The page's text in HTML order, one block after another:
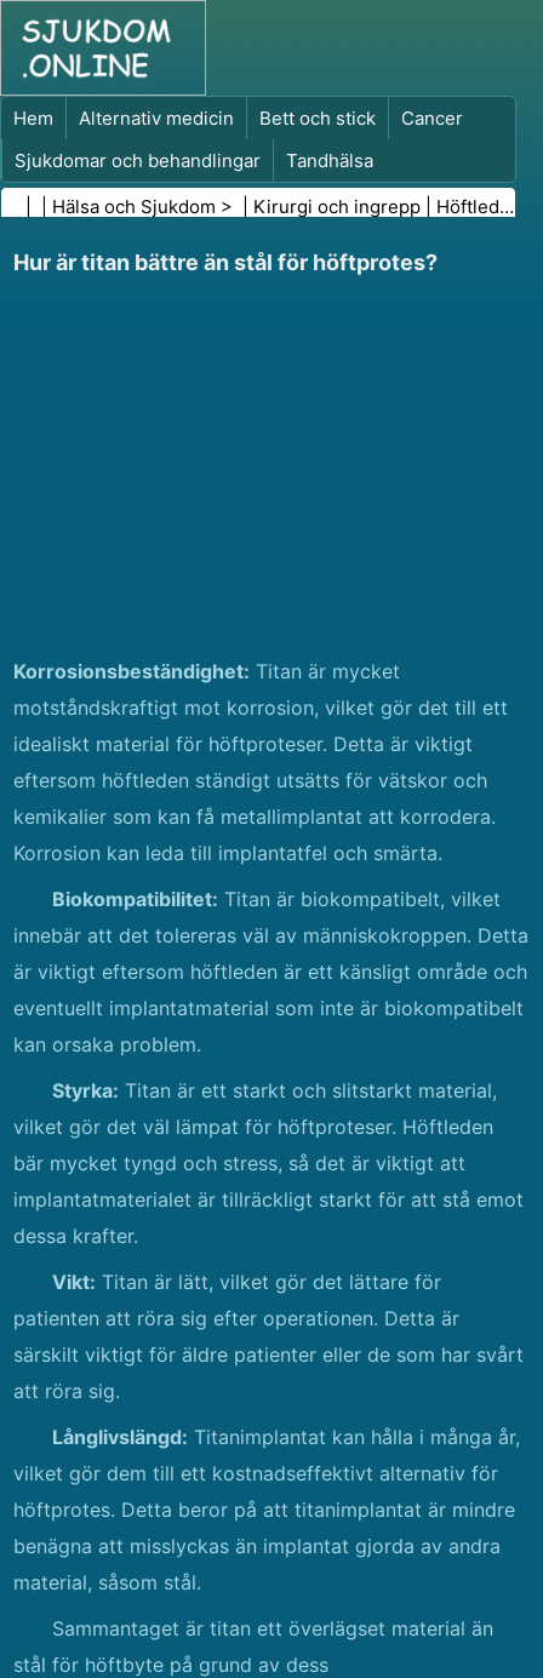
Hem Alternativ medicin Bett och stick
Cancer
Sjukdomar och behandlingar
Tandhälsa
Kost och näring
Familjehälsa
Hälsa och Sjukdom > | Kirurgi och ingrepp Höftledsoperation
Hur är titan bättre än stål för höftprotes?
Korrosionsbeständighet: Titan är mycket
motståndskraftigt mot korrosion, vilket gör det till ett
idealiskt material för höftproteser. Detta är viktigt
eftersom höftleden ständigt utsätts för vätskor och
kemikalier som kan få metallimplantat att korrodera.
Korrosion kan leda till implantatfel och smärta.
Biokompatibilitet: Titan är biokompatibelt, vilket
innebär att det tolereras väl av människokroppen. Detta
är viktigt eftersom höftleden är ett känsligt område och
eventuellt implantatmaterial som inte är biokompatibelt
kan orsaka problem.
Styrka: Titan är ett starkt och slitstarkt material,
vilket gör det väl lämpat för höftproteser. Höftleden
bär mycket tyngd och stress, så det är viktigt att
implantatmaterialet är tillräckligt starkt för att stå emot
dessa krafter.
Vikt: Titan är lätt, vilket gör det lättare för
patienten att röra sig efter operationen. Detta är
särskilt viktigt för äldre patienter eller de som har svårt
att röra sig.
Långlivslängd: Titanimplantat kan hålla i många år,
vilket gör dem till ett kostnadseffektivt alternativ för
höftprotes. Detta beror på att titanimplantat är mindre
benägna att misslyckas än implantat gjorda av andra
material, såsom stål.
Sammantaget är titan ett överlägset material än
stål för höftbyte på grund av dess